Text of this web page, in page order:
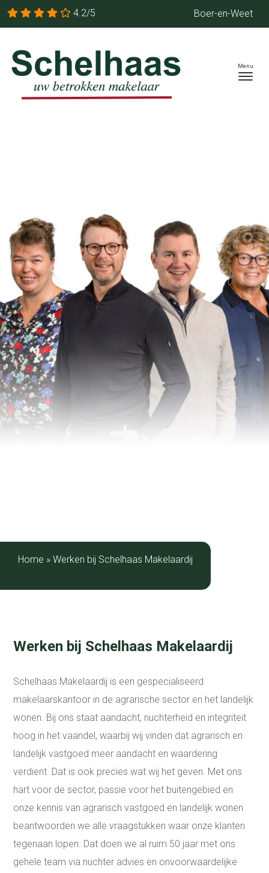
4.2/5 Boer-en-Weet
Home » Werken bij Schelhaas Makelaardij
Werken bij Schelhaas Makelaardij
Schelhaas Makelaardij is een gespecialiseerd
makelaarskantoor in de agrarische sector en het landelijk
wonen. Bij ons staat aandacht, nuchterheid en integriteit
hoog in het vaandel, waarbij wij vinden dat agrarisch en
landelijk vastgoed meer aandacht en waardering
verdient. Dat is ook precies wat wij het geven. Met ons
hart voor de sector, passie voor het buitengebied en
onze kennis van agrarisch vastgoed en landelijk wonen
beantwoorden we alle vraagstukken waar onze klanten
tegenaan lopen. Dat doen we al ruim 50 jaar met ons
gehele team via nuchter advies en onvoorwaardelijke